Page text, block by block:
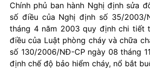
Chính phủ ban hành Nghị định sửa
số điều của Nghị định số 35/2003/
tháng 4 năm 2003 quy định chi tiết
điều của Luật phòng cháy và chữa
số 130/2006/NĐ-CP ngày 08 tháng
định chế độ bảo hiểm cháy, nổ bắt